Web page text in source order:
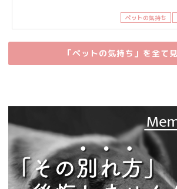
ペットの気持ち
「ペットの気持ち」を全て